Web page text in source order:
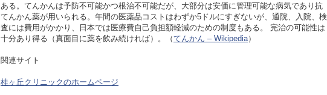
ある。てんかんは予防不可能かつ根治不可能だが、大部分は安価に管理可能な病気であり抗
てんかん薬が用いられる。年間の医薬品コストはわずか5ドルにすぎないが、通院、入院、検
査には費用がかかり、日本では医療費自己負担額軽減のための制度もある。 完治の可能性は
十分あり得る（真面目に薬を飲み続ければ）。（てんかん – Wikipedia）
関連サイト
桂ヶ丘クリニックのホームページ